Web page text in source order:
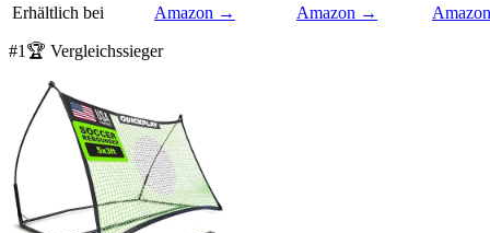
Erhältlich bei
Amazon → Amazon →
#1 🏆 Vergleichssieger